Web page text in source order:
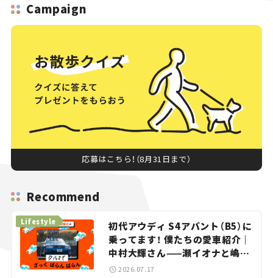
Campaign
応募はこちら！（8月31日まで）
Recommend
初代アウディ S4アバント（B5）に
乗ってます！ 僕たちの愛車紹介｜
中村大輝さん——瀬イオナと嶋田
智之の「クルマでざっくばらんば
Lifestyle
2026.07.17